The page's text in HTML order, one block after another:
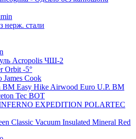
нерж. стали
Acropolis ЧШ-2
Orbit -5°
Cook
Easy Hike Airwood Euro U.P. BM
Tec BOT
EXPEDITION POLARTEC
Classic Vacuum Insulated Mineral Red